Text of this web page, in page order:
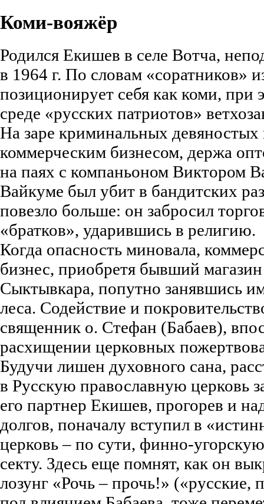
Коми-вояжёр
Родился Екишев в селе Вотча,
в 1964 г. По словам «соратников»
позиционирует себя как коми, при
среде «русских патриотов»
На заре криминальных
коммерческим бизнесом, держа
на паях с компаньоном Виктором
Вайкуме был убит в бандитских
повезло больше: он забросил
«братков», ударившись в религию.
Когда опасность миновала,
бизнес, приобретя бывший
Сыктывкара, попутно занявшись
леса. Содействие и
священник о. Стефан (Бабаев),
расхищении церковных
Будучи лишен духовного сана,
в Русскую православную церковь
его партнер Екишев, прогорев и
долгов, поначалу вступил в
церковь – по сути, финно-
секту. Здесь еще помнят, как он
лозунг «Рочь – прочь!» («русские,